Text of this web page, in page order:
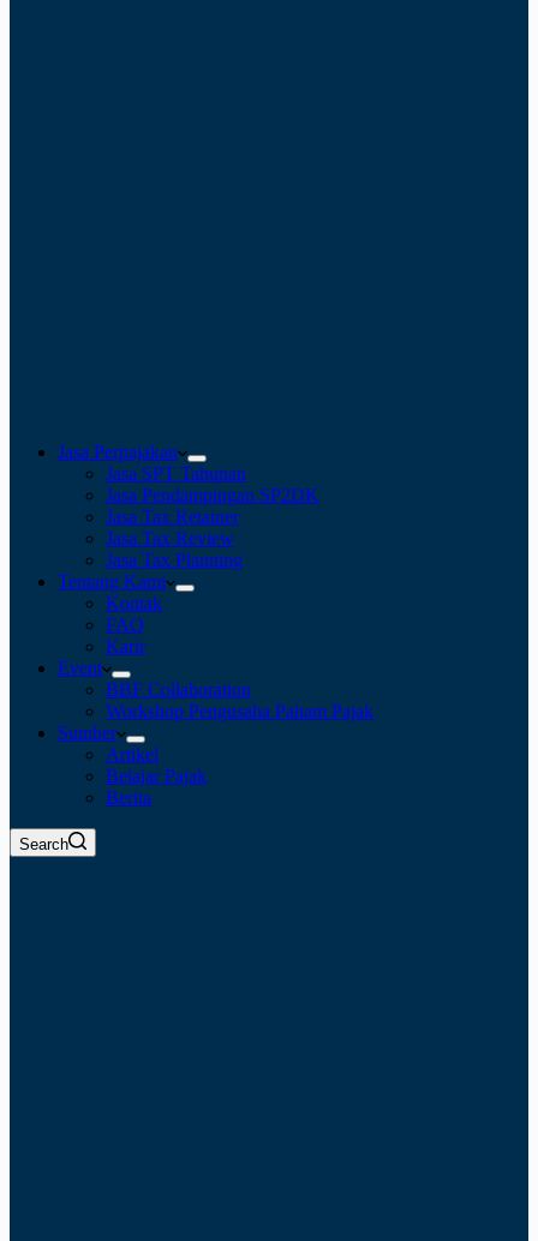
Jasa Perpajakan
Jasa SPT Tahunan
Jasa Pendampingan SP2DK
Jasa Tax Retainer
Jasa Tax Review
Jasa Tax Planning
Tentang Kami
Kontak
FAQ
Karir
Event
BBF Collaboration
Workshop Pengusaha Paham Pajak
Sumber
Artikel
Belajar Pajak
Berita
Search